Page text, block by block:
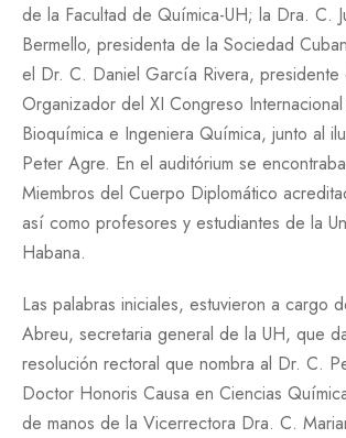
de la Facultad de Química-UH; la Dra. C.
Bermello, presidenta de la Sociedad
el Dr. C. Daniel García Rivera, presidente
Organizador del XI Congreso
Bioquímica e Ingeniera Química, junto al
Peter Agre. En el auditórium se
Miembros del Cuerpo Diplomático
así como profesores y estudiantes de la
Habana.
Las palabras iniciales, estuvieron a cargo
Abreu, secretaria general de la UH, que
resolución rectoral que nombra al Dr. C.
Doctor Honoris Causa en Ciencias
de manos de la Vicerrectora Dra. C.